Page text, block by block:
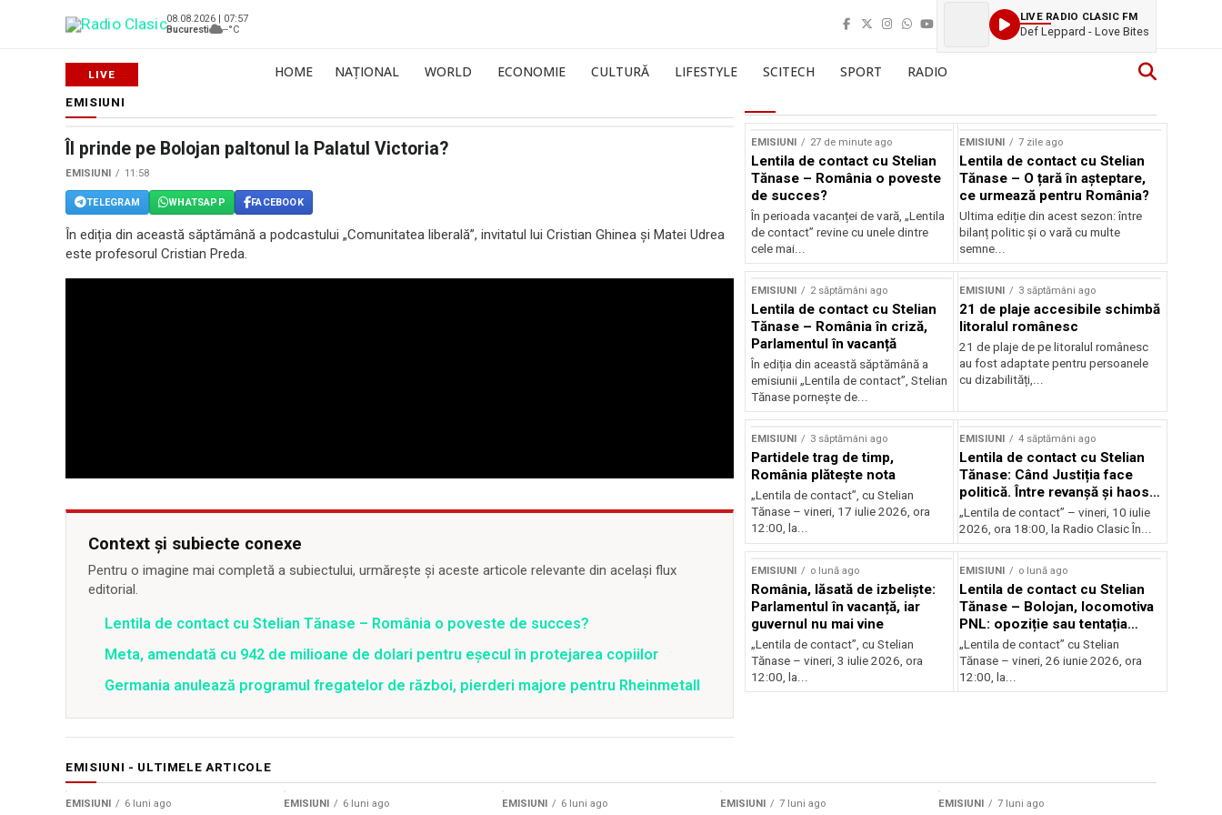
08.08.2026 | 07:57
Bucuresti
--°C
LIVE RADIO CLASIC FM
Def Leppard - Love Bites
HOME NAȚIONAL WORLD ECONOMIE CULTURĂ LIFESTYLE SCITECH SPORT RADIO
EMISIUNI
Îl prinde pe Bolojan paltonul la Palatul Victoria?
EMISIUNI 11:58
TELEGRAM WHATSAPP FACEBOOK
În ediția din această săptămână a podcastului „Comunitatea liberală”, invitatul lui Cristian Ghinea și Matei Udrea
este profesorul Cristian Preda.
Context și subiecte conexe
Pentru o imagine mai completă a subiectului, urmărește și aceste articole relevante din același flux
editorial.
Lentila de contact cu Stelian Tănase – România o poveste de succes?
Meta, amendată cu 942 de milioane de dolari pentru eșecul în protejarea copiilor
Germania anulează programul fregatelor de război, pierderi majore pentru Rheinmetall
EMISIUNI 27 de minute ago
Lentila de contact cu Stelian
Tănase – România o poveste
de succes?
În perioada vacanței de vară, „Lentila
de contact” revine cu unele dintre
cele mai...
EMISIUNI 7 zile ago
Lentila de contact cu Stelian
Tănase – O țară în așteptare,
ce urmează pentru România?
Ultima ediție din acest sezon: între
bilanț politic și o vară cu multe
semne...
EMISIUNI 2 săptămâni ago
Lentila de contact cu Stelian
Tănase – România în criză,
Parlamentul în vacanță
În ediția din această săptămână a
emisiunii „Lentila de contact”, Stelian
Tănase pornește de...
EMISIUNI 3 săptămâni ago
21 de plaje accesibile schimbă
litoralul românesc
21 de plaje de pe litoralul românesc
au fost adaptate pentru persoanele
cu dizabilități,...
EMISIUNI 3 săptămâni ago
Partidele trag de timp,
România plătește nota
„Lentila de contact”, cu Stelian
Tănase – vineri, 17 iulie 2026, ora
12:00, la...
EMISIUNI 4 săptămâni ago
Lentila de contact cu Stelian
Tănase: Când Justiția face
politică. Între revanșă și haos
instituțional
„Lentila de contact” – vineri, 10 iulie
2026, ora 18:00, la Radio Clasic În...
EMISIUNI o lună ago
România, lăsată de izbeliște:
Parlamentul în vacanță, iar
guvernul nu mai vine
„Lentila de contact”, cu Stelian
Tănase – vineri, 3 iulie 2026, ora
12:00, la...
EMISIUNI o lună ago
Lentila de contact cu Stelian
Tănase – Bolojan, locomotiva
PNL: opoziție sau tentația
puterii?
„Lentila de contact” cu Stelian
Tănase – vineri, 26 iunie 2026, ora
12:00, la...
EMISIUNI - ULTIMELE ARTICOLE
EMISIUNI 6 luni ago EMISIUNI 6 luni ago EMISIUNI 6 luni ago EMISIUNI 7 luni ago EMISIUNI 7 luni ago